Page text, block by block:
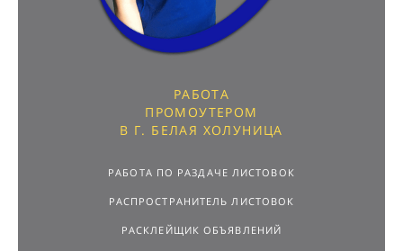
РАБОТА
ПРОМОУТЕРОМ
В Г. БЕЛАЯ ХОЛУНИЦА
РАБОТА ПО РАЗДАЧЕ ЛИСТОВОК
РАСПРОСТРАНИТЕЛЬ ЛИСТОВОК
РАСКЛЕЙЩИК ОБЪЯВЛЕНИЙ